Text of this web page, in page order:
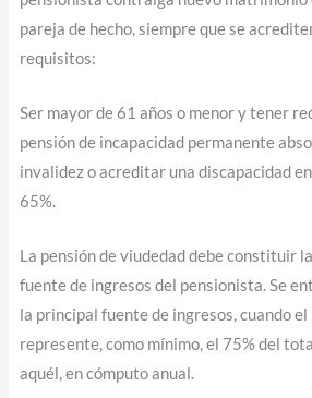
pareja de hecho, siempre que se
requisitos:
Ser mayor de 61 años o menor y tener
pensión de incapacidad permanente
invalidez o acreditar una discapacidad
65%.
La pensión de viudedad debe constituir
fuente de ingresos del pensionista. Se
la principal fuente de ingresos, cuando
represente, como mínimo, el 75% del
aquél, en cómputo anual.